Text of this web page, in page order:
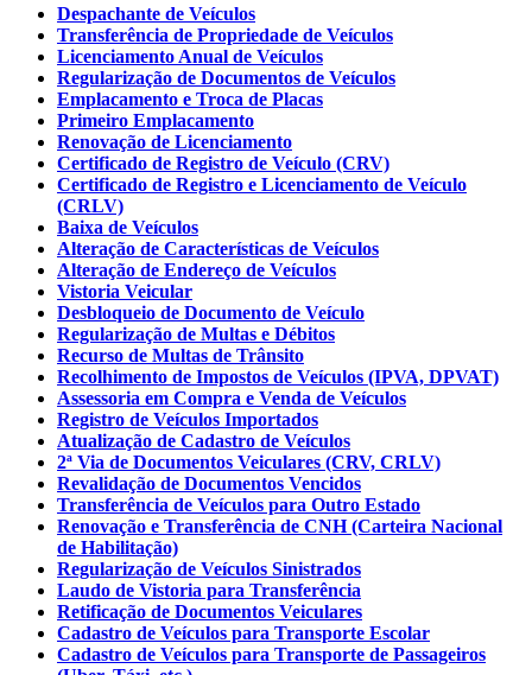
Despachante de Veículos
Transferência de Propriedade de Veículos
Licenciamento Anual de Veículos
Regularização de Documentos de Veículos
Emplacamento e Troca de Placas
Primeiro Emplacamento
Renovação de Licenciamento
Certificado de Registro de Veículo (CRV)
Certificado de Registro e Licenciamento de Veículo
(CRLV)
Baixa de Veículos
Alteração de Características de Veículos
Alteração de Endereço de Veículos
Vistoria Veicular
Desbloqueio de Documento de Veículo
Regularização de Multas e Débitos
Recurso de Multas de Trânsito
Recolhimento de Impostos de Veículos (IPVA, DPVAT)
Assessoria em Compra e Venda de Veículos
Registro de Veículos Importados
Atualização de Cadastro de Veículos
2ª Via de Documentos Veiculares (CRV, CRLV)
Revalidação de Documentos Vencidos
Transferência de Veículos para Outro Estado
Renovação e Transferência de CNH (Carteira Nacional
de Habilitação)
Regularização de Veículos Sinistrados
Laudo de Vistoria para Transferência
Retificação de Documentos Veiculares
Cadastro de Veículos para Transporte Escolar
Cadastro de Veículos para Transporte de Passageiros